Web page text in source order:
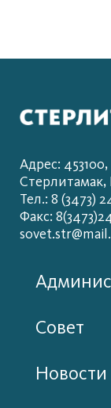
Адрес:
Стерлитамак,
Тел.: 8 (3473)
Факс:
Совет
Новости